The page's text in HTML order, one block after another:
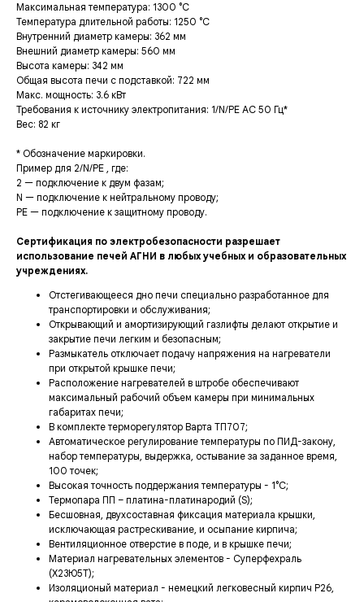
Максимальная температура: 1300 °C
Температура длительной работы: 1250 °C
Внутренний диаметр камеры: 362 мм
Внешний диаметр камеры: 560 мм
Высота камеры: 342 мм
Общая высота печи с подставкой: 722 мм
Макс. мощность: 3.6 кВт
Требования к источнику электропитания: 1/N/PE AC 50 Гц*
Вес: 82 кг
* Обозначение маркировки.
Пример для 2/N/PE , где:
2 — подключение к двум фазам;
N — подключение к нейтральному проводу;
PE — подключение к защитному проводу.
Сертификация по электробезопасности разрешает
использование печей АГНИ в любых учебных и образовательных
учреждениях.
Отстегивающееся дно печи специально разработанное для
транспортировки и обслуживания;
Открывающий и амортизирующий газлифты делают открытие и
закрытие печи легким и безопасным;
Размыкатель отключает подачу напряжения на нагреватели
при открытой крышке печи;
Расположение нагревателей в штробе обеспечивают
максимальный рабочий объем камеры при минимальных
габаритах печи;
В комплекте терморегулятор Варта ТП707;
Автоматическое регулирование температуры по ПИД-закону,
набор температуры, выдержка, остывание за заданное время,
100 точек;
Высокая точность поддержания температуры - 1°С;
Термопара ПП – платина-платинародий (S);
Бесшовная, двухсоставная фиксация материала крышки,
исключающая растрескивание, и осыпание кирпича;
Вентиляционное отверстие в поде, и в крышке печи;
Материал нагревательных элементов - Суперфехраль
(Х23Ю5Т);
Изоляционый материал - немецкий легковесный кирпич Р26,